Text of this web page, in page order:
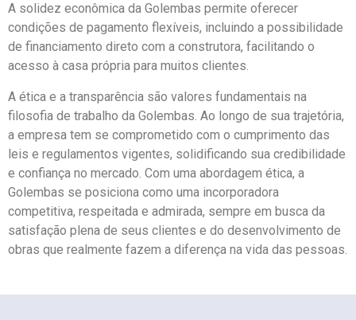
A solidez econômica da Golembas permite oferecer
condições de pagamento flexíveis, incluindo a possibilidade
de financiamento direto com a construtora, facilitando o
acesso à casa própria para muitos clientes.
A ética e a transparência são valores fundamentais na
filosofia de trabalho da Golembas. Ao longo de sua trajetória,
a empresa tem se comprometido com o cumprimento das
leis e regulamentos vigentes, solidificando sua credibilidade
e confiança no mercado. Com uma abordagem ética, a
Golembas se posiciona como uma incorporadora
competitiva, respeitada e admirada, sempre em busca da
satisfação plena de seus clientes e do desenvolvimento de
obras que realmente fazem a diferença na vida das pessoas.